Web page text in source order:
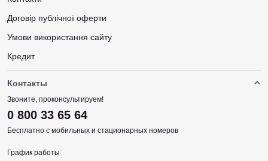
Договір публічної оферти
Умови використання сайту
Кредит
Контакты
Звоните, проконсультируем!
0 800 33 65 64
Бесплатно с мобильных и стационарных номеров
График работы